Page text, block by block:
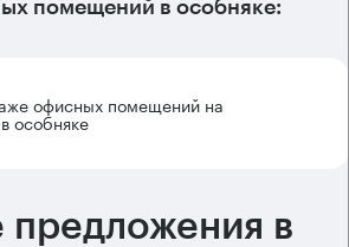
помещений в особняке:
офисных помещений на
особняке
предложения в